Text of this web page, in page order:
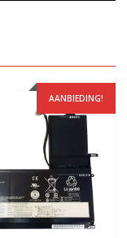
AANBIEDING!